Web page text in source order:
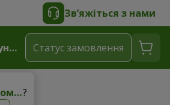
Зв’яжіться з нами
Котляри (Комунар)
Котляри (Комунар)?
Статус замовлення